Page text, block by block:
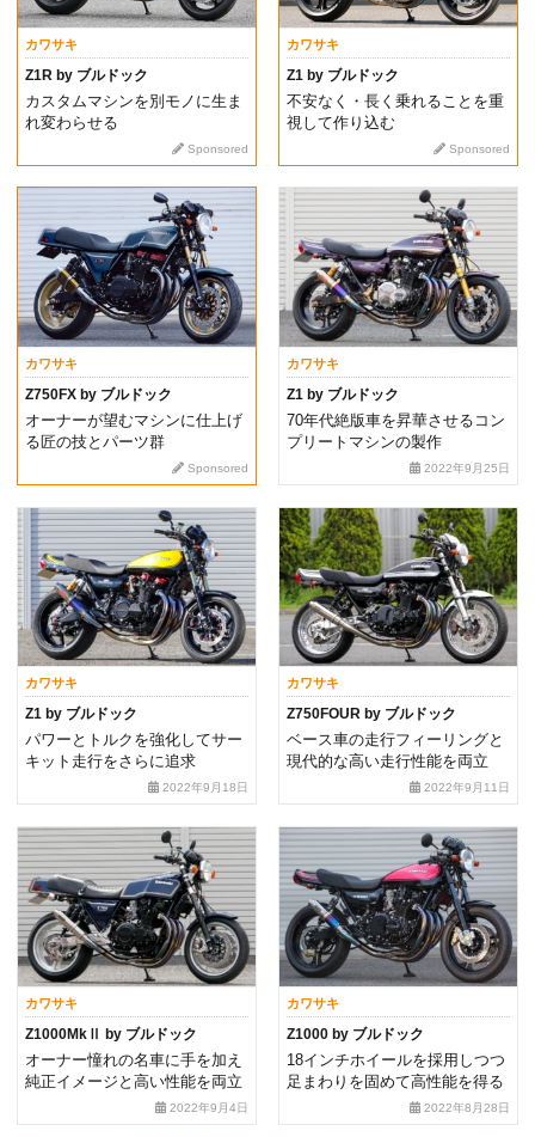
カワサキ
Z1R by ブルドック
カスタムマシンを別モノに生ま
れ変わらせる
Sponsored
カワサキ
Z1 by ブルドック
不安なく・長く乗れることを重
視して作り込む
Sponsored
カワサキ
Z750FX by ブルドック
オーナーが望むマシンに仕上げ
る匠の技とパーツ群
Sponsored
カワサキ
Z1 by ブルドック
70年代絶版車を昇華させるコン
プリートマシンの製作
2022年9月25日
カワサキ
Z1 by ブルドック
パワーとトルクを強化してサー
キット走行をさらに追求
2022年9月18日
カワサキ
Z750FOUR by ブルドック
ベース車の走行フィーリングと
現代的な高い走行性能を両立
2022年9月11日
カワサキ
Z1000MkⅡ by ブルドック
オーナー憧れの名車に手を加え
純正イメージと高い性能を両立
2022年9月4日
カワサキ
Z1000 by ブルドック
18インチホイールを採用しつつ
足まわりを固めて高性能を得る
2022年8月28日